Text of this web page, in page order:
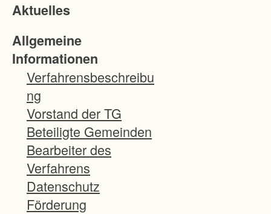
Aktuelles
Allgemeine
Informationen
Verfahrensbeschreibu
ng
Vorstand der TG
Beteiligte Gemeinden
Bearbeiter des
Verfahrens
Datenschutz
Förderung